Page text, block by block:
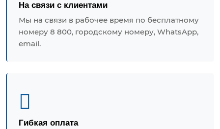
На связи с клиентами
Мы на связи в рабочее время по бесплатному
номеру 8 800, городскому номеру, WhatsApp,
email.
Гибкая оплата